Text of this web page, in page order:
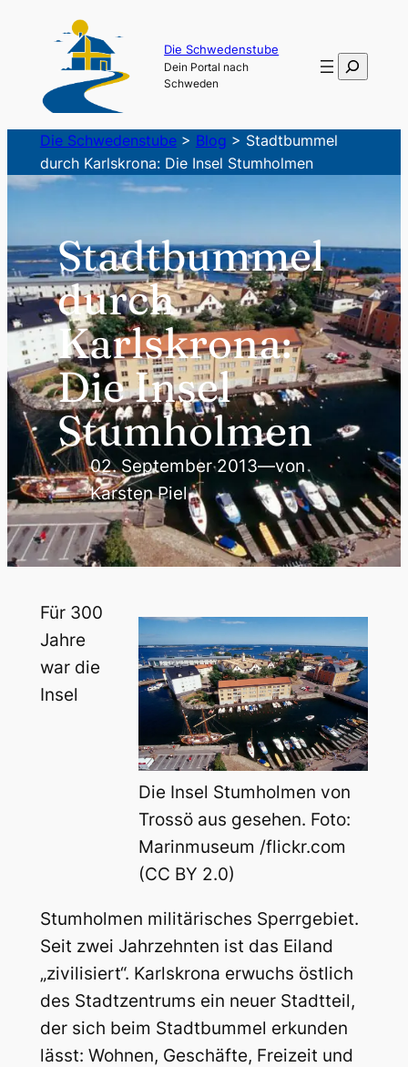
springen
Die Schwedenstube
Dein Portal nach
Schweden
Suchen
Die Schwedenstube> Blog > Stadtbummel
durch Karlskrona: Die Insel Stumholmen
Stadtbummel
durch
Karlskrona:
Die Insel
Stumholmen
02. September 2013—von
Karsten Piel
Die Insel Stumholmen von
Trossö aus gesehen. Foto:
Marinmuseum /flickr.com
(CC BY 2.0)
Für 300
Jahre
war die
Insel
Stumholmen militärisches Sperrgebiet.
Seit zwei Jahrzehnten ist das Eiland
„zivilisiert“. Karlskrona erwuchs östlich
des Stadtzentrums ein neuer Stadtteil,
der sich beim Stadtbummel erkunden
lässt: Wohnen, Geschäfte, Freizeit und